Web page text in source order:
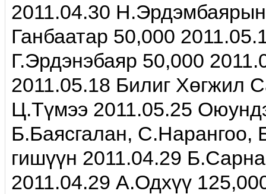
2011.04.30
Ганбаатар 50,000
Г.Эрдэнэбаяр 50,000
2011.05.18 Билиг Хөгжил
Ц.Түмээ 2011.05.25
Б.Баясгалан,
гишүүн 2011.04.29
2011.04.29 А.Одхүү